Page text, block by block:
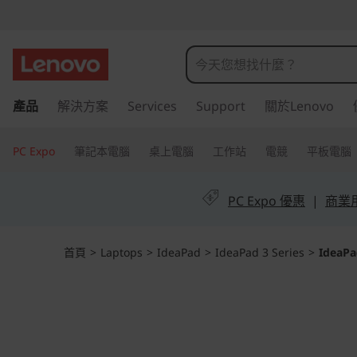
d
e
a
P
至
要
產品 解決方案 Services Support 關於Lenovo
PC Expo 筆記本電腦 桌上電腦 工作站 電競 平板電腦
PC Expo 優惠 | 商業
首頁 > Laptops > IdeaPad > IdeaPad 3 Series >